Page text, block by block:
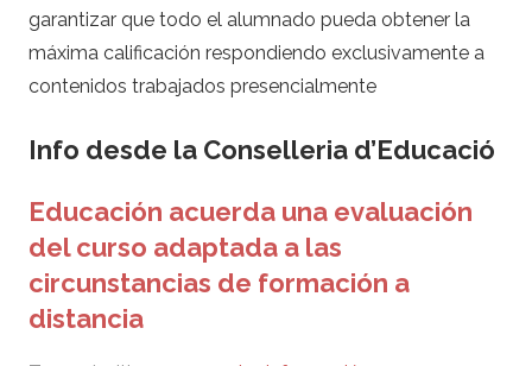
garantizar que todo el alumnado pueda obtener la
máxima calificación respondiendo exclusivamente a
contenidos trabajados presencialmente
Info desde la Conselleria d’Educació
Educación acuerda una evaluación
del curso adaptada a las
circunstancias de formación a
distancia